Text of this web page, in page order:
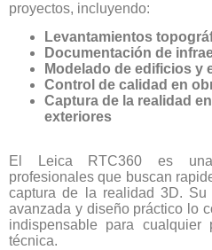
proyectos, incluyendo:
Levantamientos
Documentación de
Modelado de edificios y
Control de calidad en
Captura de la realidad
exteriores
El Leica RTC360 es
profesionales que buscan
captura de la realidad 3D. Su
avanzada y diseño práctico lo
indispensable para cualquier
técnica.